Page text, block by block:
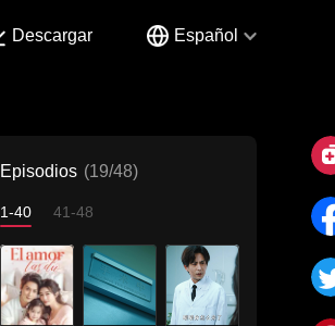
Descargar Español
Episodios (19/48)
1-40 41-48